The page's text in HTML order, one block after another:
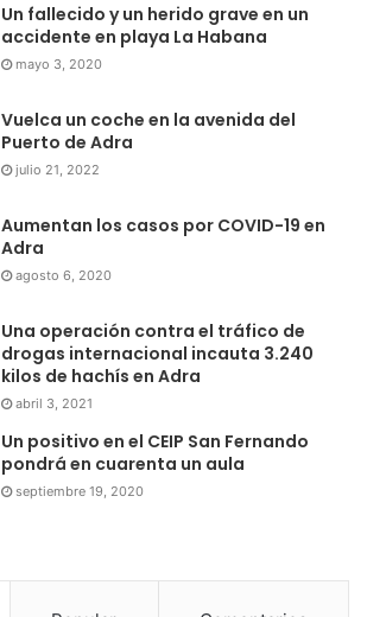
Un fallecido y un herido grave en un
accidente en playa La Habana
mayo 3, 2020
Vuelca un coche en la avenida del
Puerto de Adra
julio 21, 2022
Aumentan los casos por COVID-19 en
Adra
agosto 6, 2020
Una operación contra el tráfico de
drogas internacional incauta 3.240
kilos de hachís en Adra
abril 3, 2021
Un positivo en el CEIP San Fernando
pondrá en cuarenta un aula
septiembre 19, 2020